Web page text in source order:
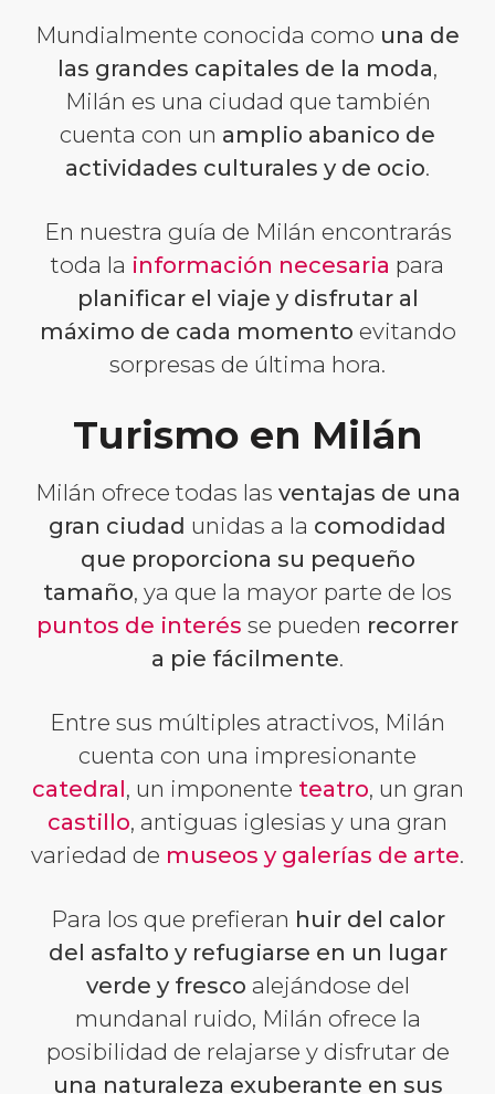
Mundialmente conocida como una de
las grandes capitales de la moda,
Milán es una ciudad que también
cuenta con un amplio abanico de
actividades culturales y de ocio.
En nuestra guía de Milán encontrarás
toda la información necesaria para
planificar el viaje y disfrutar al
máximo de cada momento evitando
sorpresas de última hora.
Turismo en Milán
Milán ofrece todas las ventajas de una
gran ciudad unidas a la comodidad
que proporciona su pequeño
tamaño, ya que la mayor parte de los
puntos de interés se pueden recorrer
a pie fácilmente.
Entre sus múltiples atractivos, Milán
cuenta con una impresionante
catedral, un imponente teatro, un gran
castillo, antiguas iglesias y una gran
variedad de museos y galerías de arte.
Para los que prefieran huir del calor
del asfalto y refugiarse en un lugar
verde y fresco alejándose del
mundanal ruido, Milán ofrece la
posibilidad de relajarse y disfrutar de
una naturaleza exuberante en sus